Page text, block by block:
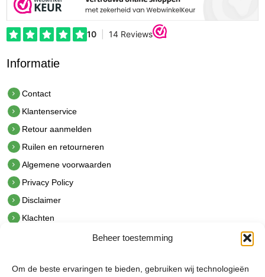
Beheer toestemming
Om de beste ervaringen te bieden, gebruiken wij technologieën
Informatie
Contact
Klantenservice
Retour aanmelden
Ruilen en retourneren
Algemene voorwaarden
Privacy Policy
Disclaimer
Klachten
hetindustriehuis B.V.